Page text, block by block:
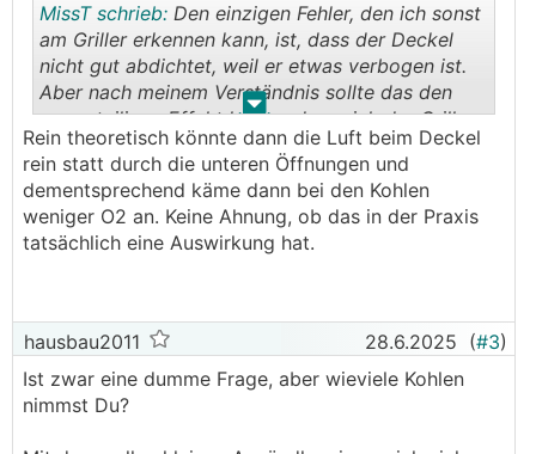
. .
MissT schrieb: Den einzigen Fehler, den ich sonst
am Griller erkennen kann, ist, dass der Deckel
nicht gut abdichtet, weil er etwas verbogen ist.
Aber nach meinem Verständnis sollte das den
gegenteiligen Effekt haben, dass sich der Griller
schlecht drosseln lässt und nicht, dass die Kohlen
zu wenig Sauerstoff bekommen.
Rein theoretisch könnte dann die Luft beim Deckel
rein statt durch die unteren Öffnungen und
dementsprechend käme dann bei den Kohlen
weniger O2 an. Keine Ahnung, ob das in der Praxis
tatsächlich eine Auswirkung hat.
hausbau2011 28.6.2025 (#3)
Ist zwar eine dumme Frage, aber wieviele Kohlen
nimmst Du?